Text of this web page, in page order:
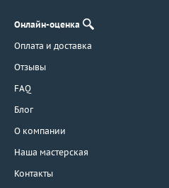
Онлайн-оценка
Оплата и доставка
Отзывы
FAQ
Блог
О компании
Наша мастерская
Контакты